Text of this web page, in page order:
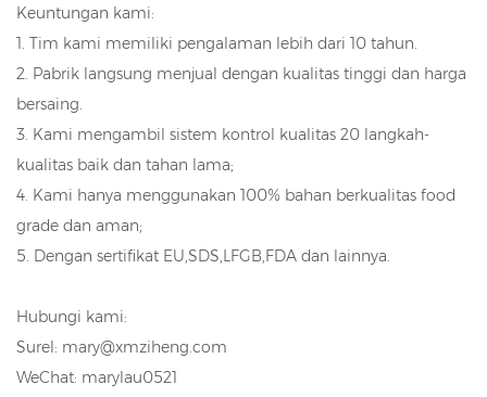
Keuntungan kami:
1. Tim kami memiliki pengalaman lebih dari 10 tahun.
2. Pabrik langsung menjual dengan kualitas tinggi dan harga
bersaing.
3. Kami mengambil sistem kontrol kualitas 20 langkah-
kualitas baik dan tahan lama;
4. Kami hanya menggunakan 100% bahan berkualitas food
grade dan aman;
5. Dengan sertifikat EU,SDS,LFGB,FDA dan lainnya.
Hubungi kami:
Surel: mary@xmziheng.com
WeChat: marylau0521